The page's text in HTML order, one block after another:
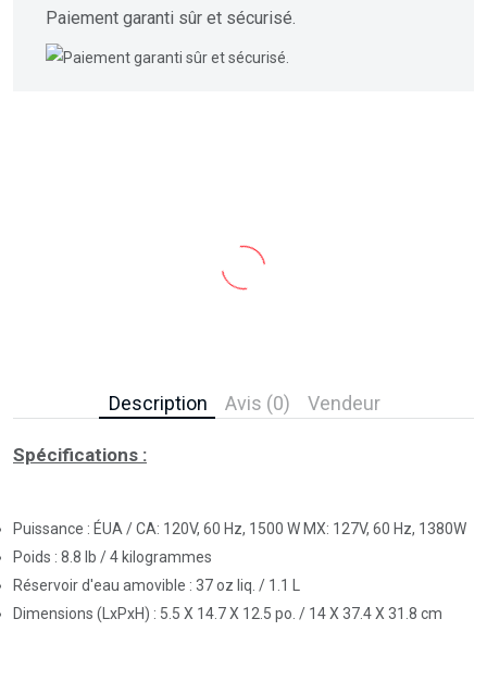
Paiement garanti sûr et sécurisé.
Description Avis (0) Vendeur
Spécifications :
Puissance : ÉUA / CA: 120V, 60 Hz, 1500 W MX: 127V, 60 Hz, 1380W
Poids : 8.8 lb / 4 kilogrammes
Réservoir d'eau amovible : 37 oz liq. / 1.1 L
Dimensions (LxPxH) : 5.5 X 14.7 X 12.5 po. / 14 X 37.4 X 31.8 cm